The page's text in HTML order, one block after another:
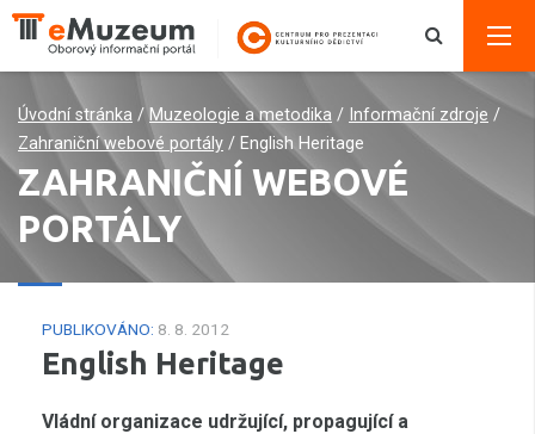
Úvodní stránka / Muzeologie a metodika / Informační zdroje /
Zahraniční webové portály / English Heritage
ZAHRANIČNÍ WEBOVÉ
PORTÁLY
PUBLIKOVÁNO: 8. 8. 2012
English Heritage
Vládní organizace udržující, propagující a